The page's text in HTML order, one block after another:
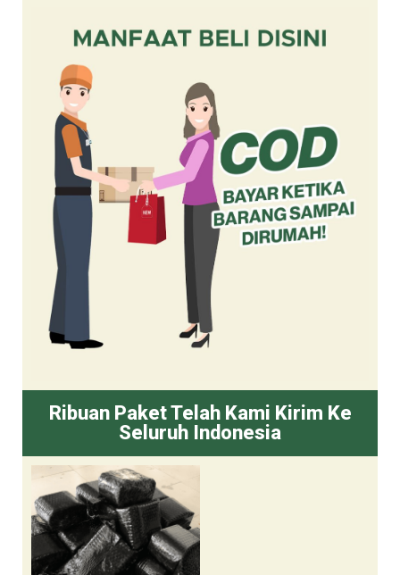
Ribuan Paket Telah Kami Kirim Ke
Seluruh Indonesia